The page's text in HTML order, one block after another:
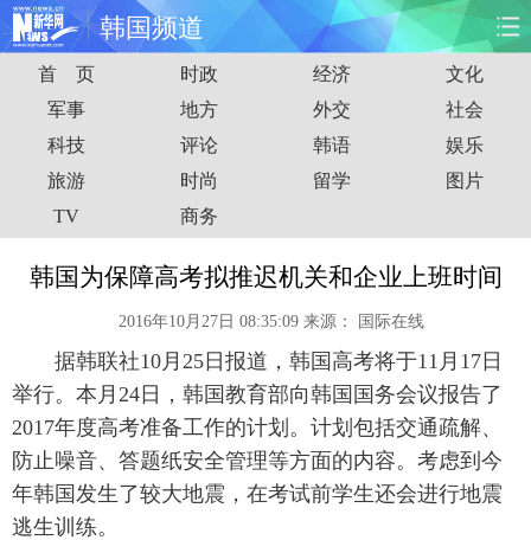
韩国频道
首页 时政 国际 财经
娱乐 体育 人事 教育
时尚 思客
港澳 台湾 华人 汽车
能源 房产
图片 视频 彩票 食品
旅游 健康 信息化 数据
金融 公益 军事 无人机
首 页 时政 经济
文化
军事
地方 外交
社会
科技
评论 韩语
娱乐
旅游
时尚 留学
图片
TV
商务
韩国为保障高考拟推迟机关和企业上班时间
2016年10月27日 08:35:09 来源： 国际在线
据韩联社10月25日报道，韩国高考将于11月17日
举行。本月24日，韩国教育部向韩国国务会议报告了
2017年度高考准备工作的计划。计划包括交通疏解、
防止噪音、答题纸安全管理等方面的内容。考虑到今
年韩国发生了较大地震，在考试前学生还会进行地震
逃生训练。